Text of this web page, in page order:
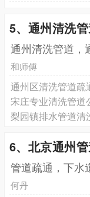
5、通州清洗
通州清洗管道，
和师傅
通州区清洗管道疏
宋庄专业清洗管道
梨园镇排水管道清
6、北京通州
管道疏通，下水
何丹